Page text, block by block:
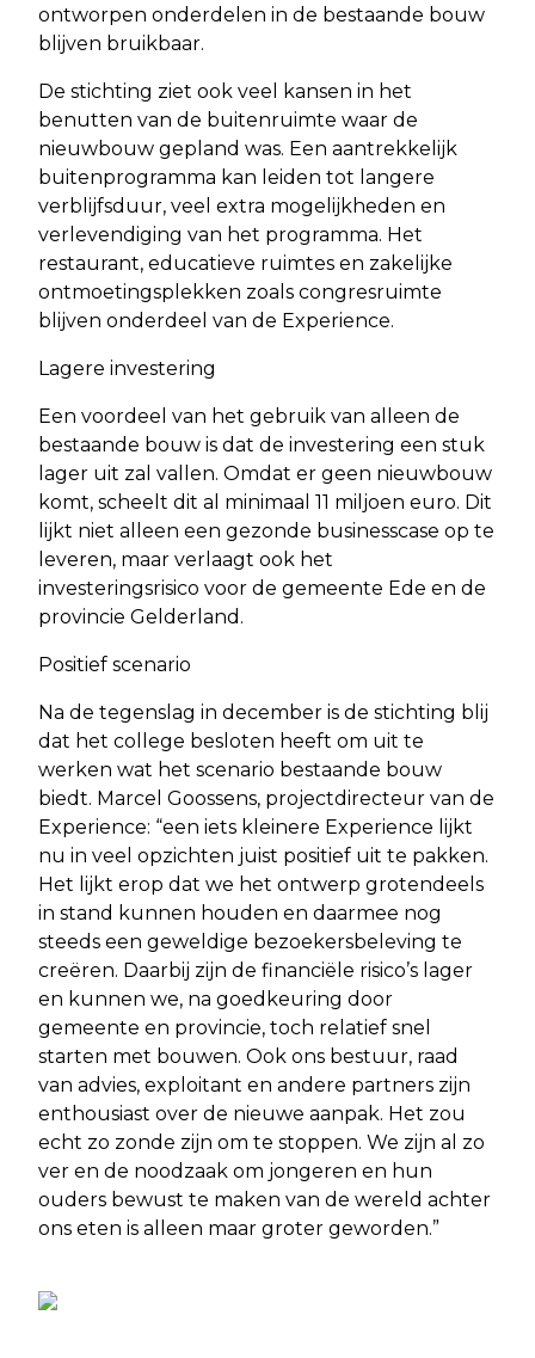
ontworpen onderdelen in de bestaande bouw
blijven bruikbaar.
De stichting ziet ook veel kansen in het
benutten van de buitenruimte waar de
nieuwbouw gepland was. Een aantrekkelijk
buitenprogramma kan leiden tot langere
verblijfsduur, veel extra mogelijkheden en
verlevendiging van het programma. Het
restaurant, educatieve ruimtes en zakelijke
ontmoetingsplekken zoals congresruimte
blijven onderdeel van de Experience.
Lagere investering
Een voordeel van het gebruik van alleen de
bestaande bouw is dat de investering een stuk
lager uit zal vallen. Omdat er geen nieuwbouw
komt, scheelt dit al minimaal 11 miljoen euro. Dit
lijkt niet alleen een gezonde businesscase op te
leveren, maar verlaagt ook het
investeringsrisico voor de gemeente Ede en de
provincie Gelderland.
Positief scenario
Na de tegenslag in december is de stichting blij
dat het college besloten heeft om uit te
werken wat het scenario bestaande bouw
biedt. Marcel Goossens, projectdirecteur van de
Experience: “een iets kleinere Experience lijkt
nu in veel opzichten juist positief uit te pakken.
Het lijkt erop dat we het ontwerp grotendeels
in stand kunnen houden en daarmee nog
steeds een geweldige bezoekersbeleving te
creëren. Daarbij zijn de financiële risico’s lager
en kunnen we, na goedkeuring door
gemeente en provincie, toch relatief snel
starten met bouwen. Ook ons bestuur, raad
van advies, exploitant en andere partners zijn
enthousiast over de nieuwe aanpak. Het zou
echt zo zonde zijn om te stoppen. We zijn al zo
ver en de noodzaak om jongeren en hun
ouders bewust te maken van de wereld achter
ons eten is alleen maar groter geworden.”